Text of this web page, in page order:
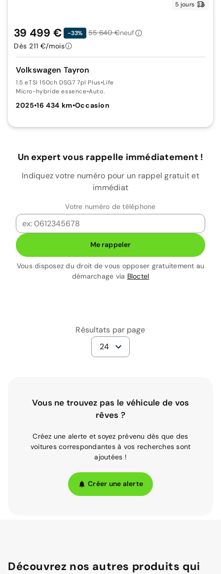
5 jours
Volkswagen Tayron
1.5 eTSI 150ch DSG7 7pl Plus•Life
Micro-hybride essence•Auto.
2025•16 434 km•Occasion
39 499 € -33% 55 640 €neuf
Dès 211 €/mois
Un expert vous rappelle immédiatement !
Indiquez votre numéro pour un rappel gratuit et
immédiat
Votre numéro de téléphone
Me rappeler
Vous disposez du droit de vous opposer gratuitement au
démarchage via Bloctel
Résultats par page
24
Vous ne trouvez pas le véhicule de vos
rêves ?
Créez une alerte et soyez prévenu dès que des
voitures correspondantes à vos recherches sont
ajoutées !
Créer une alerte
Découvrez nos autres produits qui